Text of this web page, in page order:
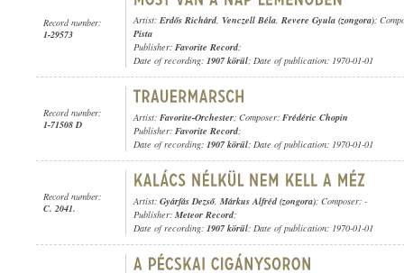
Record number:
1-29573
Artist: Erdős Richárd, Venczell Béla, Revere Gyula (zongora);
Pista
Publisher: Favorite Record;
Date of recording: 1907 körül; Date of publication: 1970-01-01
Record number:
1-71508 D
Artist: Favorite-Orchester; Composer: Frédéric Chopin
Publisher: Favorite Record;
Date of recording: 1907 körül; Date of publication: 1970-01-01
Record number:
C. 2041.
Artist: Gyárfás Dezső, Márkus Alfréd (zongora); Composer: -
Publisher: Meteor Record;
Date of recording: 1907 körül; Date of publication: 1970-01-01